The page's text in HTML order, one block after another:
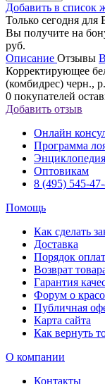
Добавить в список
Только сегодня для
Вы получите на
руб.
Описание Отзывы
Корректирующее
(комбидрес) черн.,
0 покупателей
Добавить отзыв
Онлайн
Программа
Оптовикам
8 (495) 545-
Помощь
Как сделать
Доставка
Порядок
Возврат
Гарантия
Форум о
Публичная
Карта сайта
Как вернуть
О компании
Контакты